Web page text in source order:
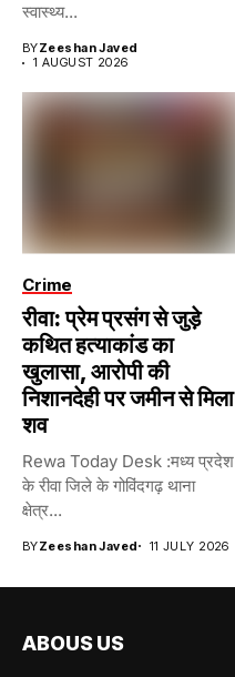
स्वास्थ्य...
BYZeeshan Javed
1 AUGUST 2026
Crime
रीवा: प्रेम प्रसंग से जुड़े
कथित हत्याकांड का
खुलासा, आरोपी की
निशानदेही पर जमीन से मिला
शव
Rewa Today Desk :मध्य प्रदेश
के रीवा जिले के गोविंदगढ़ थाना
क्षेत्र...
BYZeeshan Javed 11 JULY 2026
ABOUS US